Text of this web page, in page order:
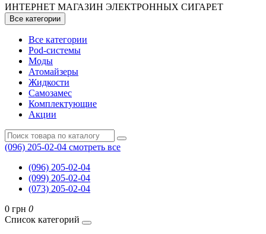
ИНТЕРНЕТ МАГАЗИН ЭЛЕКТРОННЫХ СИГАРЕТ
Все категории
Все категории
Pod-системы
Моды
Атомайзеры
Жидкости
Самозамес
Комплектующие
Акции
(096) 205-02-04 смотреть все
(096) 205-02-04
(099) 205-02-04
(073) 205-02-04
0 грн 0
Список категорий